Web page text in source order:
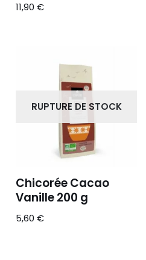
11,90€
RUPTURE DE STOCK
Chicorée Cacao
Vanille 200 g
5,60€